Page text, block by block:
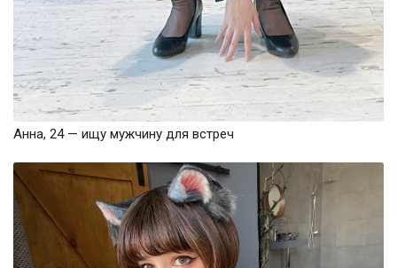
Анна, 24 — ищу мужчину для встреч